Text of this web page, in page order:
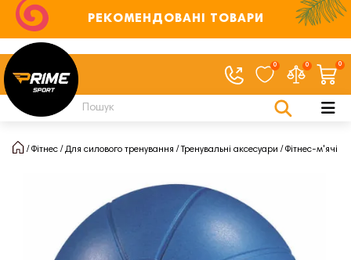
РЕКОМЕНДОВАНІ ТОВАРИ
0 0 0
Фітнес Для силового тренування Тренувальні аксесуари Фітнес-м'ячі